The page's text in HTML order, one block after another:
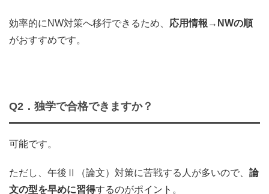
効率的にNW対策へ移行できるため、 応用情報→NWの順
がおすすめです。
Q2．独学で合格できますか？
可能です。
ただし、午後Ⅱ（論文）対策に苦戦する人が多いので、 論
文の型を早めに習得するのがポイント。